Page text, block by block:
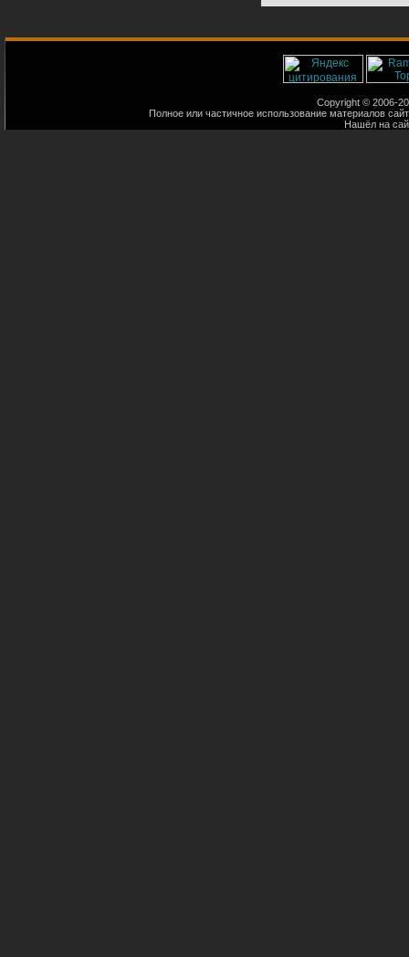
Copyright © 2006-
Полное или частичное использование материалов
Нашёл на